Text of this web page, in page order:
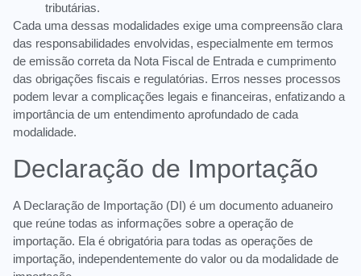
tributárias.
Cada uma dessas modalidades exige uma compreensão clara
das responsabilidades envolvidas, especialmente em termos
de emissão correta da Nota Fiscal de Entrada e cumprimento
das obrigações fiscais e regulatórias. Erros nesses processos
podem levar a complicações legais e financeiras, enfatizando a
importância de um entendimento aprofundado de cada
modalidade.
Declaração de Importação
A Declaração de Importação (DI) é um documento aduaneiro
que reúne todas as informações sobre a operação de
importação. Ela é obrigatória para todas as operações de
importação, independentemente do valor ou da modalidade de